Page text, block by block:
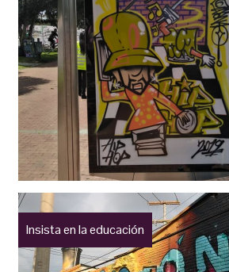
Insista en la educación